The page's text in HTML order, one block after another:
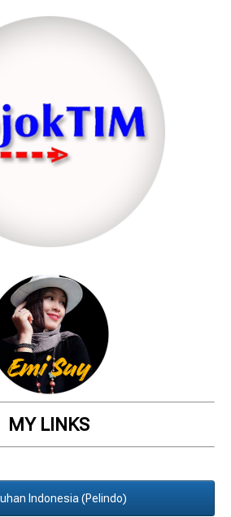
MY LINKS
Indonesia (Pelindo)